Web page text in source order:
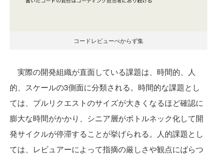
コードレビューべからず集
実際の開発組織が直面している課題は、時間的、人
的、スケールの3側面に分類される。時間的な課題とし
ては、プルリクエストのサイズが大きくなるほど確認に
膨大な時間がかかり、シニア層がボトルネック化して開
発サイクルが停滞することが挙げられる。人的課題とし
ては、レビュアーによって指摘の厳しさや観点にばらつ